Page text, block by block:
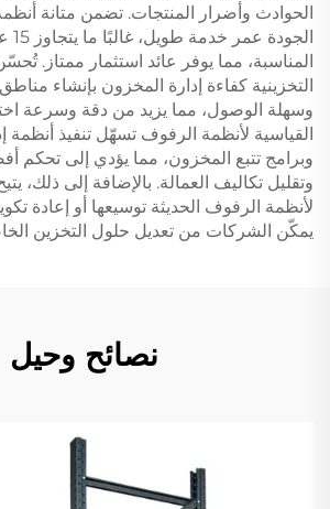
الحوادث وأضرار المنتجات. تضمن متانة
المناسبة، مما يوفر عائد استثمار ممتاز.
التخزينية كفاءة إدارة المخزون بإنشاء
وسهلة الوصول، مما يزيد من دقة وسرعة
القياسية لأنظمة الرفوف تسهّل تنفيذ أنظمة
وبرامج تتبع المخزون، مما يؤدي إلى تحكم
وتقليل تكاليف العمالة. بالإضافة إلى ذلك،
لأنظمة الرفوف الحديثة توسيعها أو إعادة
يمكّن الشركات من تعديل حلول التخزين
نصائح وحيل